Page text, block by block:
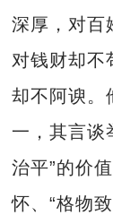
深厚，对百
对钱财却不
却不阿谀。
一，其言谈
治平”的价
怀、“格物